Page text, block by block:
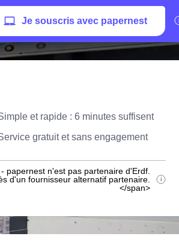
Je souscris avec papernest
et rapide : 6 minutes suffisent
gratuit et sans engagement
papernest n'est pas partenaire d'Erdf.
d'un fournisseur alternatif partenaire.
</span>